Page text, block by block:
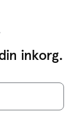
inkorg.